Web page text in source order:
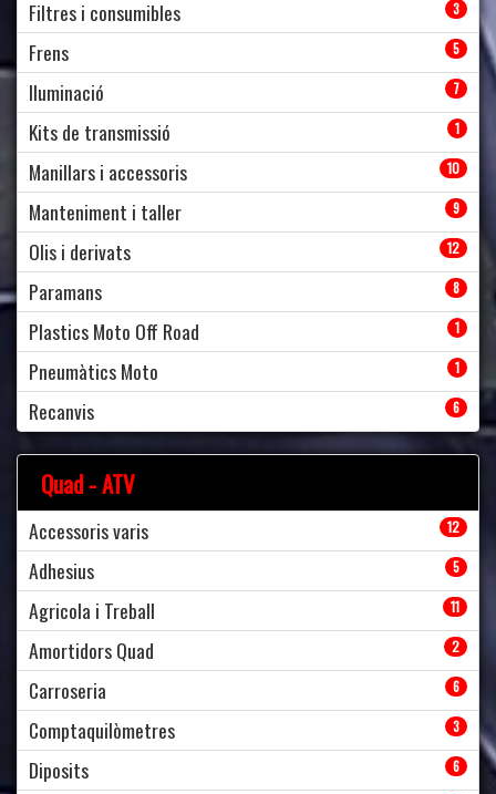
Filtres i consumibles 3
Frens 5
Iluminació 7
Kits de transmissió 1
Manillars i accessoris 10
Manteniment i taller 9
Olis i derivats 12
Paramans 8
Plastics Moto Off Road 1
Pneumàtics Moto 1
Recanvis 6
Quad - ATV
Accessoris varis 12
Adhesius 5
Agricola i Treball 11
Amortidors Quad 2
Carroseria 6
Comptaquilòmetres 3
Diposits 6